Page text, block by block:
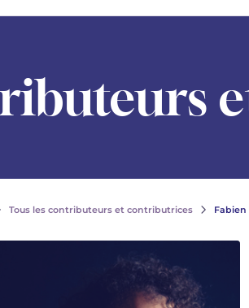
Tous les contributeurs et contributrices Fabien